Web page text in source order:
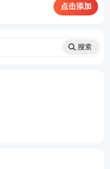
+音频磨耳朵,达到
点击添加